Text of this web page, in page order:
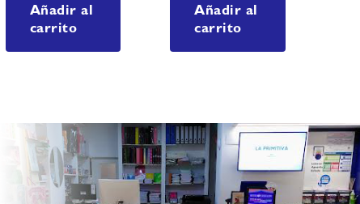
Añadir al
carrito
Añadir al
carrito